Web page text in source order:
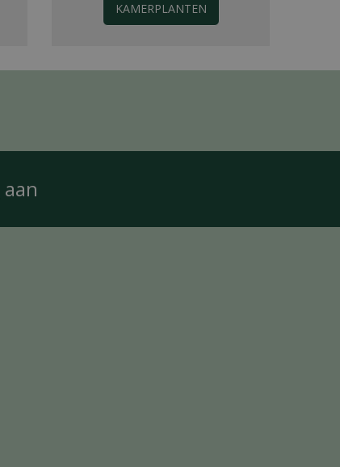
KAMERPLANTEN
aan